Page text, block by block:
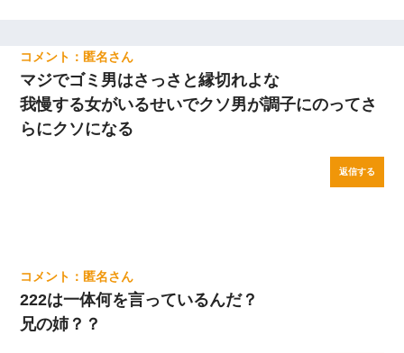
匿名
マジでゴミ男はさっさと縁切れよな
我慢する女がいるせいでクソ男が調子にのってさ
らにクソになる
返信する
匿名
222は一体何を言っているんだ？
兄の姉？？